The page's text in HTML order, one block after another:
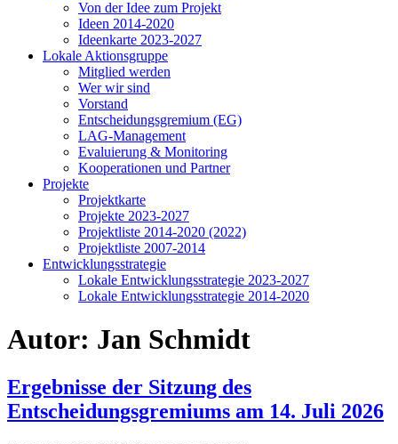
Von der Idee zum Projekt
Ideen 2014-2020
Ideenkarte 2023-2027
Lokale Aktionsgruppe
Mitglied werden
Wer wir sind
Vorstand
Entscheidungsgremium (EG)
LAG-Management
Evaluierung & Monitoring
Kooperationen und Partner
Projekte
Projektkarte
Projekte 2023-2027
Projektliste 2014-2020 (2022)
Projektliste 2007-2014
Entwicklungsstrategie
Lokale Entwicklungsstrategie 2023-2027
Lokale Entwicklungsstrategie 2014-2020
Autor: Jan Schmidt
Ergebnisse der Sitzung des
Entscheidungsgremiums am 14. Juli 2026